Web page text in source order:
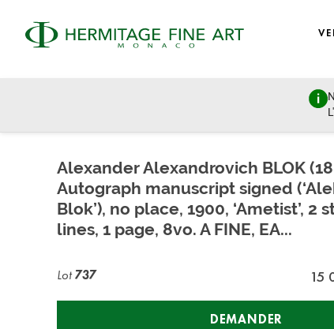
Manuscripts, Rare Books, Photographs and
Alexander Alexandrovich BLOK
Autograph manuscript signed
Blok’), no place, 1900, ‘Ametist’, 2
lines, 1 page, 8vo. A FINE, EA...
Lot737 15
DEMANDER